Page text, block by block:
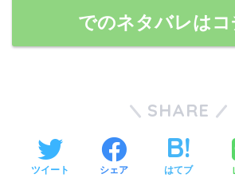
でのネタバレはコ
SHARE
ツイート シェア はてブ